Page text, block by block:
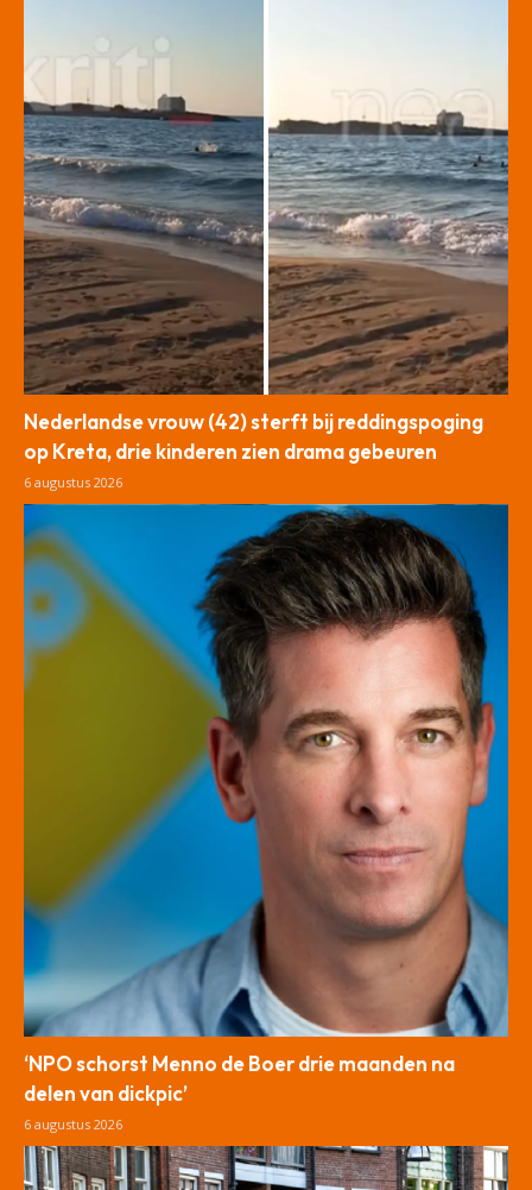
Nederlandse vrouw (42) sterft bij reddingspoging
op Kreta, drie kinderen zien drama gebeuren
6 augustus 2026
‘NPO schorst Menno de Boer drie maanden na
delen van dickpic’
6 augustus 2026